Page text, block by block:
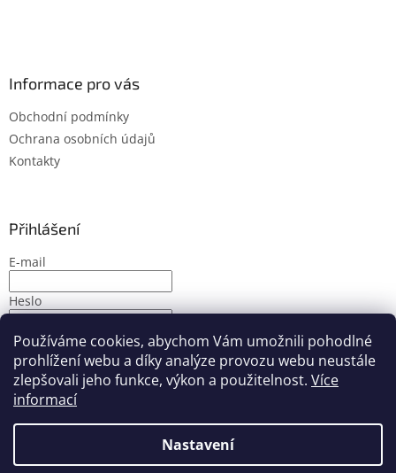
Používáme cookies, abychom Vám umožnili pohodlné
prohlížení webu a díky analýze provozu webu neustále
zlepšovali jeho funkce, výkon a použitelnost. Více
informací
Nastavení
Informace pro vás
Obchodní podmínky
Ochrana osobních údajů
Kontakty
Přihlášení
E-mail
Heslo
PŘIHLÁSIT SE
Nová registraceZapomenuté heslo
Vytvořil Shoptet